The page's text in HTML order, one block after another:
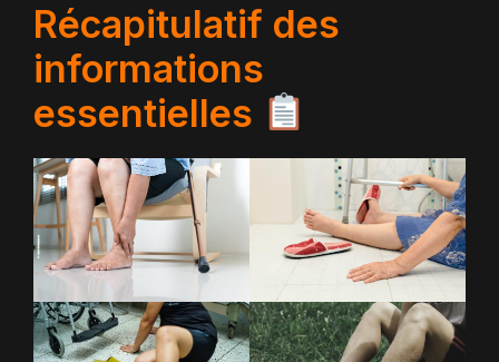
Récapitulatif des
informations
essentielles